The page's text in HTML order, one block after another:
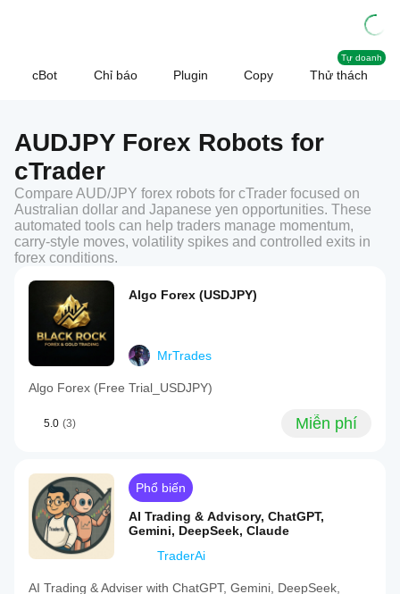
cBot Chỉ báo Plugin Copy Thử thách
Tự doanh
AUDJPY Forex Robots for
cTrader
Compare AUD/JPY forex robots for cTrader focused on
Australian dollar and Japanese yen opportunities. These
automated tools can help traders manage momentum,
carry-style moves, volatility spikes and controlled exits in
forex conditions.
Algo Forex (USDJPY)
MrTrades
Algo Forex (Free Trial_USDJPY)
5.0 (3) Miễn phí
Phổ biến
AI Trading & Advisory, ChatGPT,
Gemini, DeepSeek, Claude
TraderAi
AI Trading & Adviser with ChatGPT, Gemini, DeepSeek,